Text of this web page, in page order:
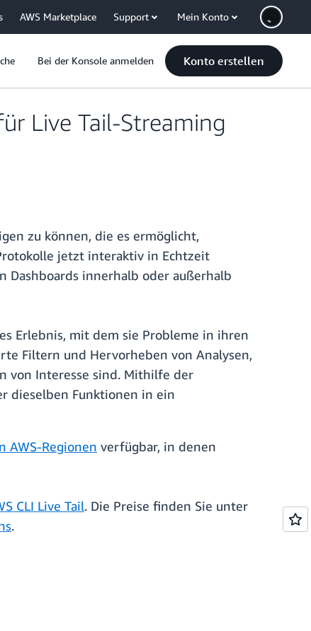
AWS Marketplace Support Mein Konto
Bei der Konsole anmelden Konto erstellen
Live Tail-Streaming
zu können, die es ermöglicht,
jetzt interaktiv in Echtzeit
Dashboards innerhalb oder außerhalb
Erlebnis, mit dem sie Probleme in ihren
Filtern und Hervorheben von Analysen,
von Interesse sind. Mithilfe der
dieselben Funktionen in ein
AWS-Regionen verfügbar, in denen
CLI Live Tail. Die Preise finden Sie unter
.